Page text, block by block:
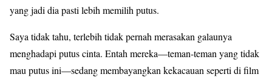
yang jadi dia pasti lebih memilih putus.
Saya tidak tahu, terlebih tidak pernah merasakan galaunya
menghadapi putus cinta. Entah mereka—teman-teman yang tidak
mau putus ini—sedang membayangkan kekacauan seperti di film